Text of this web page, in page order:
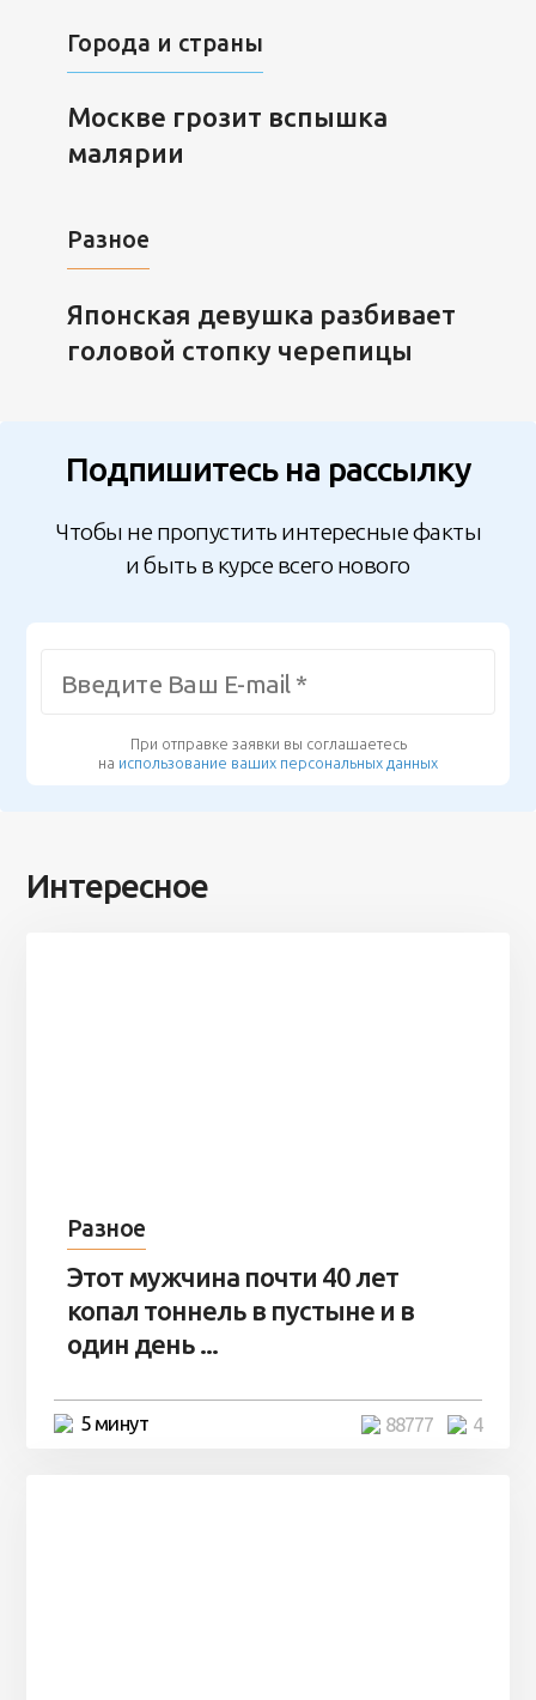
Города и страны
Москве грозит вспышка
малярии
Разное
Японская девушка разбивает
головой стопку черепицы
Подпишитесь на рассылку
Чтобы не пропустить интересные факты
и быть в курсе всего нового
При отправке заявки вы соглашаетесь
на использование ваших персональных данных
Интересное
Разное
Этот мужчина почти 40 лет
копал тоннель в пустыне и в
один день ...
5 минут 4
88777